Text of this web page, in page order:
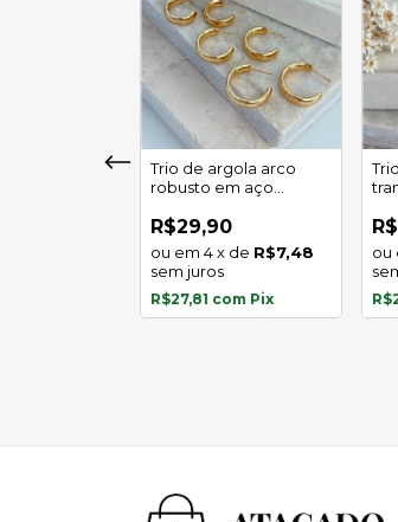
Trio de argola arco
robusto em aço
R$29,90
4x de R$7,48
sem juros
R$27,81 com Pix